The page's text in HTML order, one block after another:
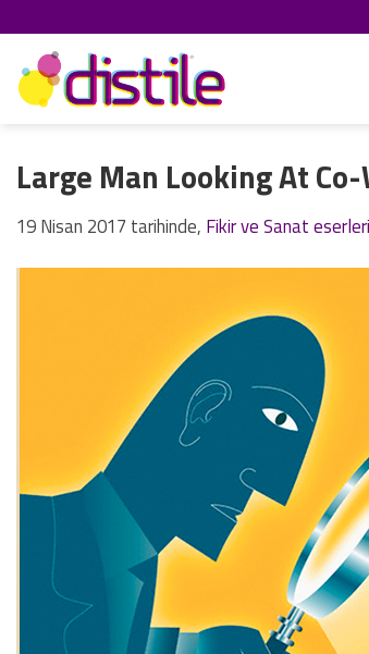
atla
Large Man Looking At
19 Nisan 2017 tarihinde, Fikir ve Sanat